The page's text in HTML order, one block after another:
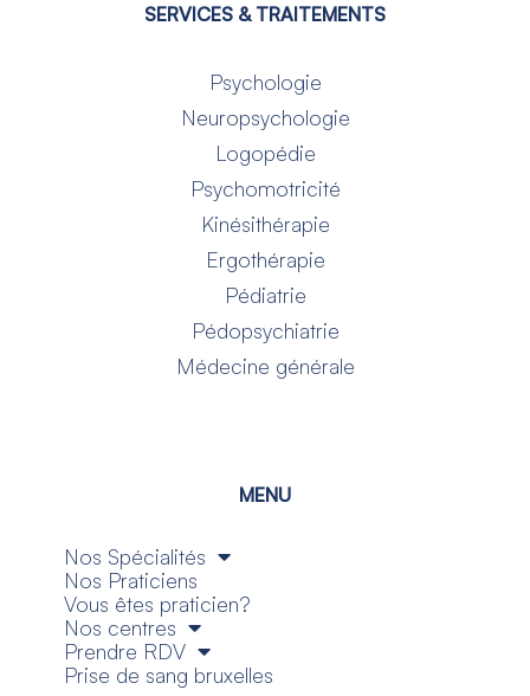
SERVICES & TRAITEMENTS
Psychologie
Neuropsychologie
Logopédie
Psychomotricité
Kinésithérapie
Ergothérapie
Pédiatrie
Pédopsychiatrie
Médecine générale
MENU
Nos Spécialités
Nos Praticiens
Vous êtes praticien?
Nos centres
Prendre RDV
Prise de sang bruxelles